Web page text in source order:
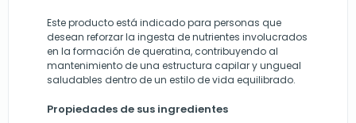
Este producto está indicado para personas que
desean reforzar la ingesta de nutrientes involucrados
en la formación de queratina, contribuyendo al
mantenimiento de una estructura capilar y ungueal
saludables dentro de un estilo de vida equilibrado.
Propiedades de sus ingredientes